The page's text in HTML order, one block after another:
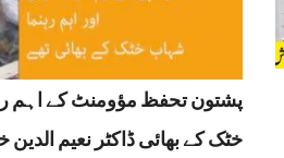
پشتون تحفظ مؤومنٹ کے اہم
خٹک کے بھائی ڈاکٹر نعیم الدین